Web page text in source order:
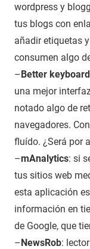
wordpress y
tus blogs con
añadir etiquetas
consumen algo
–Better keyboard
una mejor
notado algo de
navegadores.
fluído. ¿Será por
–mAnalytics: si
tus sitios web
esta aplicación
información en
de Google, que
–NewsRob: